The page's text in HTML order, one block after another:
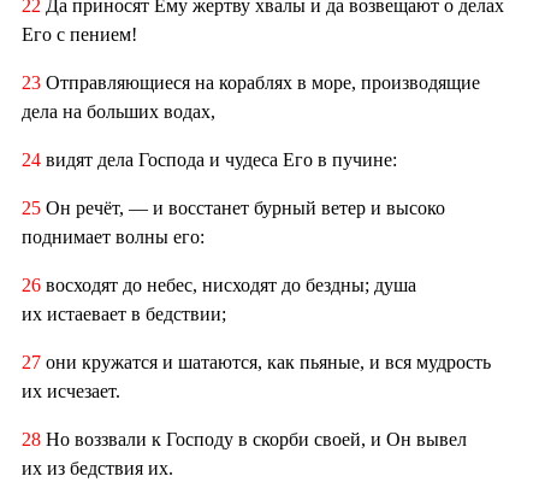
22 Да приносят Ему жертву хвалы и да возвещают о делах
Его с пением!
23 Отправляющиеся на кораблях в море, производящие
дела на больших водах,
24 видят дела Господа и чудеса Его в пучине:
25 Он речёт, — и восстанет бурный ветер и высоко
поднимает волны его:
26 восходят до небес, нисходят до бездны; душа
их истаевает в бедствии;
27 они кружатся и шатаются, как пьяные, и вся мудрость
их исчезает.
28 Но воззвали к Господу в скорби своей, и Он вывел
их из бедствия их.